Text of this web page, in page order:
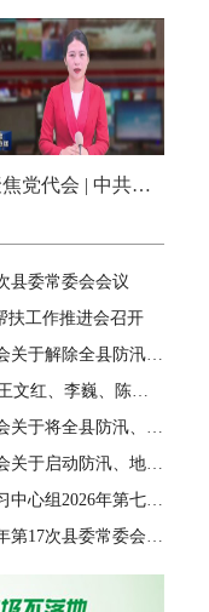
聚焦党代会 | 中共双峰县第十四届委员会举行第一次全体会议
县委常委会会议
扶工作推进会召开
双峰县应急和安全生产委员会关于解除全县防汛、地质灾害、自然灾害救助三级应急响应的通知
双峰县开展“八一”慰问活动 王文红、李巍、陈善干、王德文、李双红参加
双峰县应急和安全生产委员会关于将全县防汛、地质灾害、自然灾害救助应急响应由四级提升至三级的通知
双峰县应急和安全生产委员会关于启动防汛、地质灾害、自然灾害救助四级应急响应的通知
王文红主持双峰县委理论学习中心组2026年第七次集体（扩大）学习
王文红主持召开双峰县2026年第17次县委常委会会议